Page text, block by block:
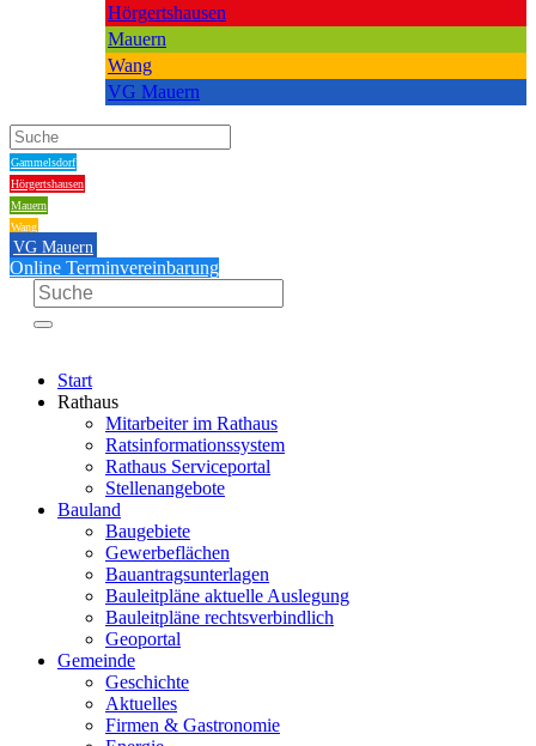
Hörgertshausen
Mauern
Wang
VG Mauern
Gammelsdorf
Hörgertshausen
Mauern
Wang
VG Mauern
Online Terminvereinbarung
Start
Rathaus
Mitarbeiter im Rathaus
Ratsinformationssystem
Rathaus Serviceportal
Stellenangebote
Bauland
Baugebiete
Gewerbeflächen
Bauantragsunterlagen
Bauleitpläne aktuelle Auslegung
Bauleitpläne rechtsverbindlich
Geoportal
Gemeinde
Geschichte
Aktuelles
Firmen & Gastronomie